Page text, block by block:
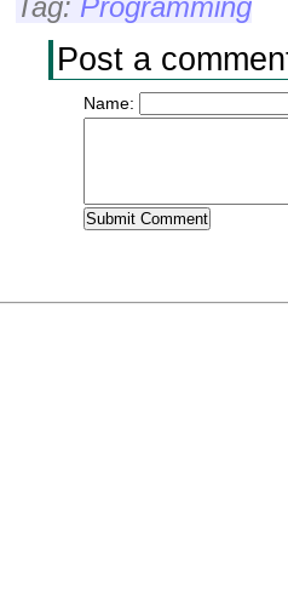
Tag: Programming
Post a
Name: